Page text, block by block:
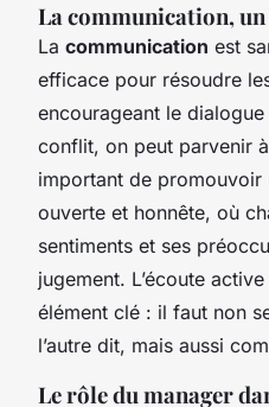
La communication,
La communication est
efficace pour résoudre
encourageant le
conflit, on peut parvenir
important de promouvoir
ouverte et honnête, où
sentiments et ses
jugement. L’écoute
élément clé : il faut non
l’autre dit, mais aussi
Le rôle du manager